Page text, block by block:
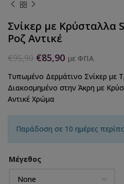
Σνίκερ με Κρύσταλλα
Ροζ Αντικέ
€95,90 €85,90 με ΦΠΑ
Τυπωμένο Δερμάτινο Σνίκερ με
Διακοσμημένο στην Άκρη με
Αντικέ Χρώμα
Παράδοση σε 10 ημέρες
Μέγεθος